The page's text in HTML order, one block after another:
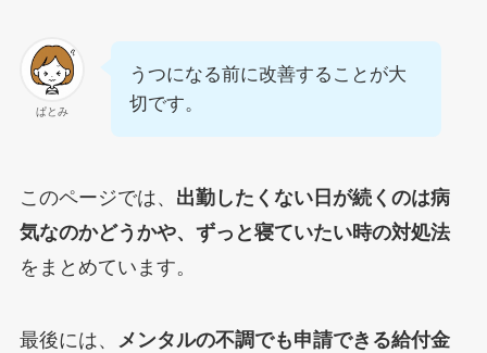
ぱとみ
うつになる前に改善することが大
切です。
このページでは、 出勤したくない日が続くのは病
気なのかどうかや、ずっと寝ていたい時の対処法
をまとめています。
最後には、 メンタルの不調でも申請できる給付金